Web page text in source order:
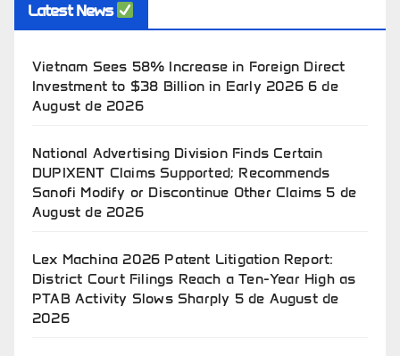
Latest News
Vietnam Sees 58% Increase in Foreign Direct
Investment to $38 Billion in Early 2026 6 de
August de 2026
National Advertising Division Finds Certain
DUPIXENT Claims Supported; Recommends
Sanofi Modify or Discontinue Other Claims 5 de
August de 2026
Lex Machina 2026 Patent Litigation Report:
District Court Filings Reach a Ten-Year High as
PTAB Activity Slows Sharply 5 de August de
2026